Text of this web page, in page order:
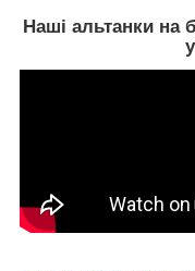
Наші альтанки на